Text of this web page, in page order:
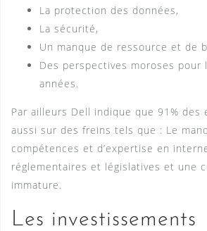
La protection des données,
La sécurité,
Un manque de ressource et de
Des perspectives moroses pour
années.
Par ailleurs Dell indique que 91%
aussi sur des freins tels que : Le
compétences et d’expertise en
réglementaires et législatives et une
immature.
Les investissements